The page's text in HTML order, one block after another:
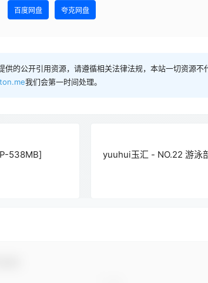
百度网盘 夸克网盘
的公开引用资源，请遵循相关法律法规，本站一切资源不
我们会第一时间处理。
538MB] yuuhui玉汇 - NO.22 游泳